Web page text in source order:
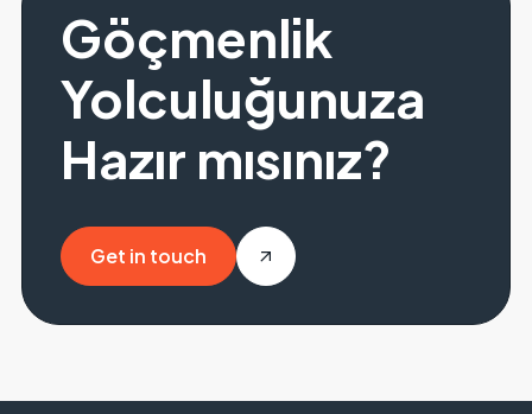
Göçmenlik
Yolculuğunuza
Hazır mısınız?
Get in touch
Get in touch